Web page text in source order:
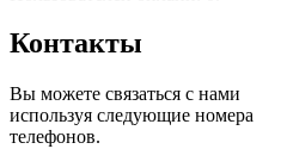
Контакты
Вы можете связаться с нами
используя следующие номера
телефонов.